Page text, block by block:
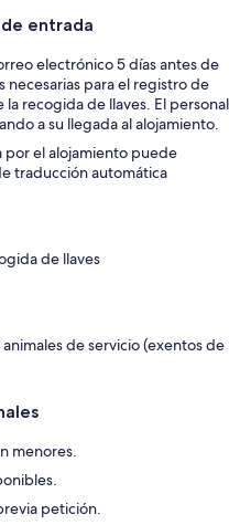
entrada
electrónico 5 días antes de
necesarias para el registro de
recogida de llaves. El personal
a su llegada al alojamiento.
por el alojamiento puede
traducción automática
de llaves
de servicio (exentos de
menores.
petición.